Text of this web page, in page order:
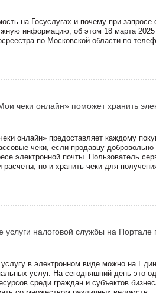
на Госуслугах и почему при запросе
информацию, об этом 18 марта 2025
по Московской области по
чеки онлайн» поможет хранить
онлайн» предоставляет каждому
чеки, если продавцу
электронной почты. Пользователь
расчеты, но и хранить чеки для
услуги налоговой службы на Портале
в электронном виде можно на
услуг. На сегодняшний день это
среди граждан и субъектов